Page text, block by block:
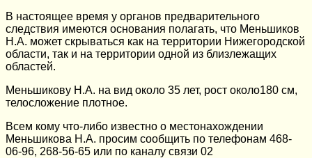
В настоящее время у органов предварительного
следствия имеются основания полагать, что Меньшиков
Н.А. может скрываться как на территории Нижегородской
области, так и на территории одной из близлежащих
областей.
Меньшикову Н.А. на вид около 35 лет, рост около180 см,
телосложение плотное.
Всем кому что-либо известно о местонахождении
Меньшикова Н.А. просим сообщить по телефонам 468-
06-96, 268-56-65 или по каналу связи 02